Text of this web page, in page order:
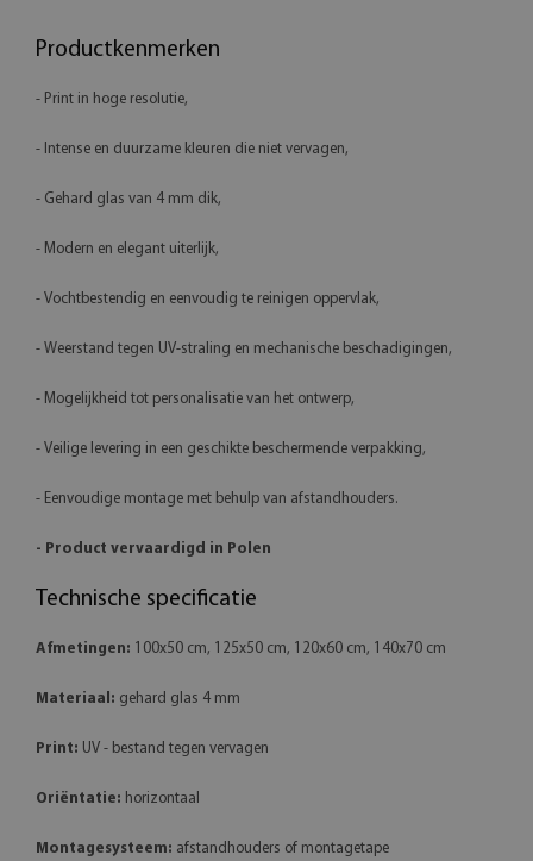
Productkenmerken
- Print in hoge resolutie,
- Intense en duurzame kleuren die niet vervagen,
- Gehard glas van 4 mm dik,
- Modern en elegant uiterlijk,
- Vochtbestendig en eenvoudig te reinigen oppervlak,
- Weerstand tegen UV-straling en mechanische beschadigingen,
- Mogelijkheid tot personalisatie van het ontwerp,
- Veilige levering in een geschikte beschermende verpakking,
- Eenvoudige montage met behulp van afstandhouders.
- Product vervaardigd in Polen
Technische specificatie
Afmetingen: 100x50 cm, 125x50 cm, 120x60 cm, 140x70 cm
Materiaal: gehard glas 4 mm
Print: UV - bestand tegen vervagen
Oriëntatie: horizontaal
Montagesysteem: afstandhouders of montagetape